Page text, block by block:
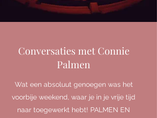
Conversaties met Connie
Palmen
Wat een absoluut genoegen was het
voorbije weekend, waar je in je vrije tijd
naar toegewerkt hebt! PALMEN EN